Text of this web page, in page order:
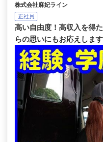
株式会社麻妃ライン
正社員
高い自由度！高収入を得
らの思いにもお応えします